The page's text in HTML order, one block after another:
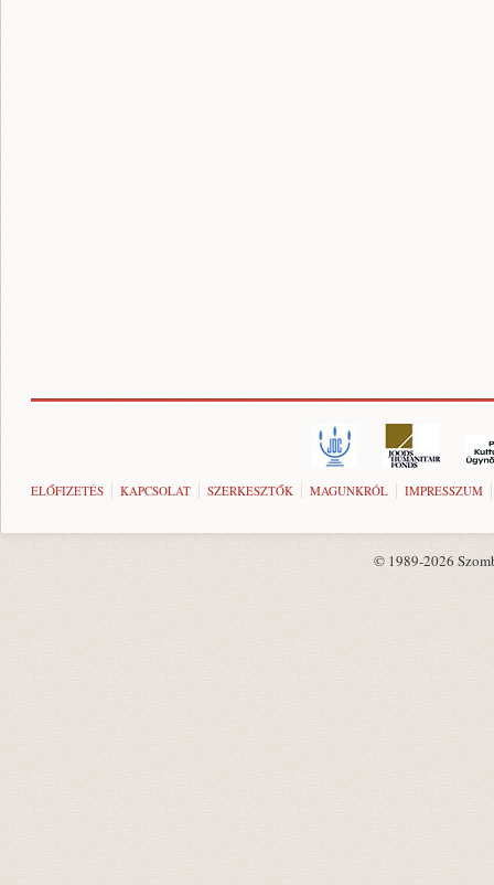
ELŐFIZETÉS KAPCSOLAT SZERKESZTŐK MAGUNKRÓL IMPRESSZUM
© 1989-2026